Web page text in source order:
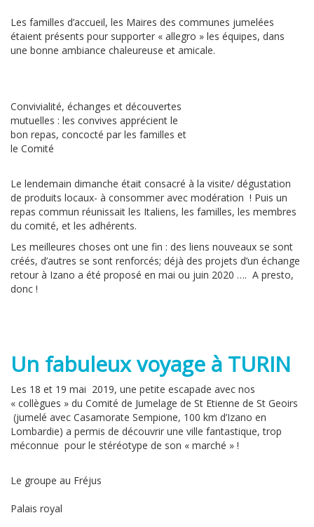
Les familles d’accueil, les Maires des communes jumelées
étaient présents pour supporter « allegro » les équipes, dans
une bonne ambiance chaleureuse et amicale.
Convivialité, échanges et découvertes
mutuelles : les convives apprécient le
bon repas, concocté par les familles et
le Comité
Le lendemain dimanche était consacré à la visite/ dégustation
de produits locaux- à consommer avec modération ! Puis un
repas commun réunissait les Italiens, les familles, les membres
du comité, et les adhérents.
Les meilleures choses ont une fin : des liens nouveaux se sont
créés, d’autres se sont renforcés; déjà des projets d’un échange
retour à Izano a été proposé en mai ou juin 2020 …. A presto,
donc !
Un fabuleux voyage à TURIN
Les 18 et 19 mai 2019, une petite escapade avec nos
« collègues » du Comité de Jumelage de St Etienne de St Geoirs
(jumelé avec Casamorate Sempione, 100 km d’Izano en
Lombardie) a permis de découvrir une ville fantastique, trop
méconnue pour le stéréotype de son « marché » !
Le groupe au Fréjus
Palais royal